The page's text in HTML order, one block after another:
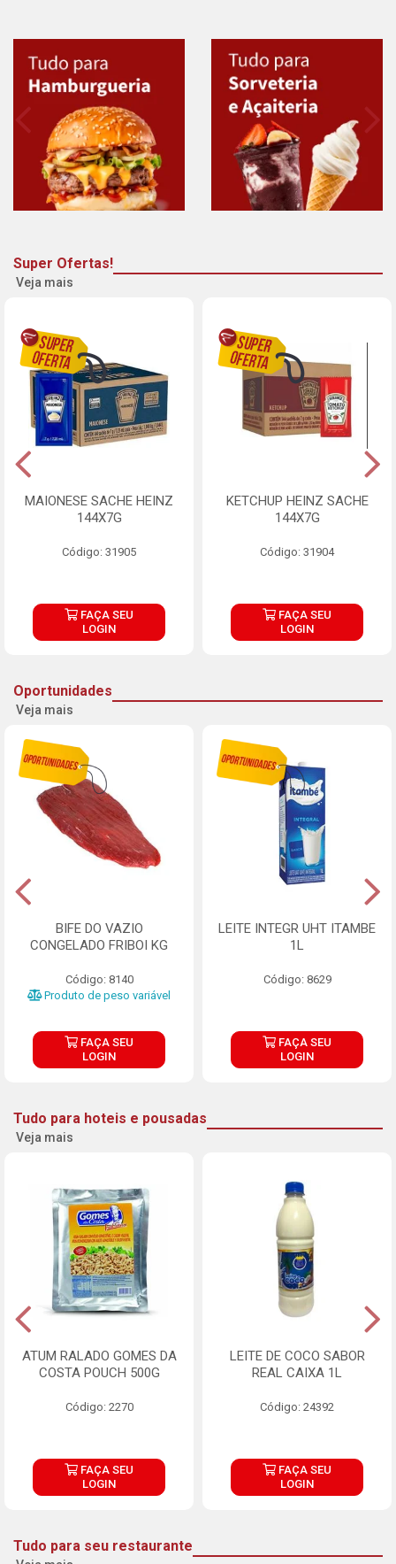
Super Ofertas!
Veja mais
MAIONESE SACHE HEINZ
144X7G
Código: 31905
FAÇA SEU
LOGIN
KETCHUP HEINZ SACHE
144X7G
Código: 31904
FAÇA SEU
LOGIN
Oportunidades
Veja mais
BIFE DO VAZIO
CONGELADO FRIBOI KG
Código: 8140
Produto de peso variável
FAÇA SEU
LOGIN
LEITE INTEGR UHT ITAMBE
1L
Código: 8629
FAÇA SEU
LOGIN
Tudo para hoteis e pousadas
Veja mais
ATUM RALADO GOMES DA
COSTA POUCH 500G
Código: 2270
FAÇA SEU
LOGIN
LEITE DE COCO SABOR
REAL CAIXA 1L
Código: 24392
FAÇA SEU
LOGIN
Tudo para seu restaurante